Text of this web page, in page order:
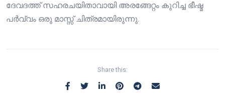
ദേവദത്ത് സഹരചയിതാവായി അരങ്ങേറ്റം കുറിച്ച ഭീഷ്മ
പർവ്വം ഒരു മാസ്സ് ചിത്രമായിരുന്നു.
Share this: